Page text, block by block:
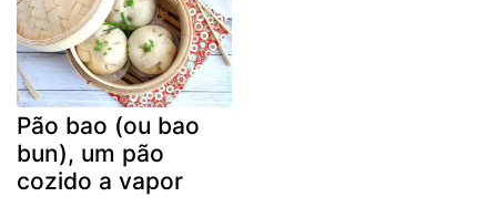
Pão bao (ou bao
bun), um pão
cozido a vapor